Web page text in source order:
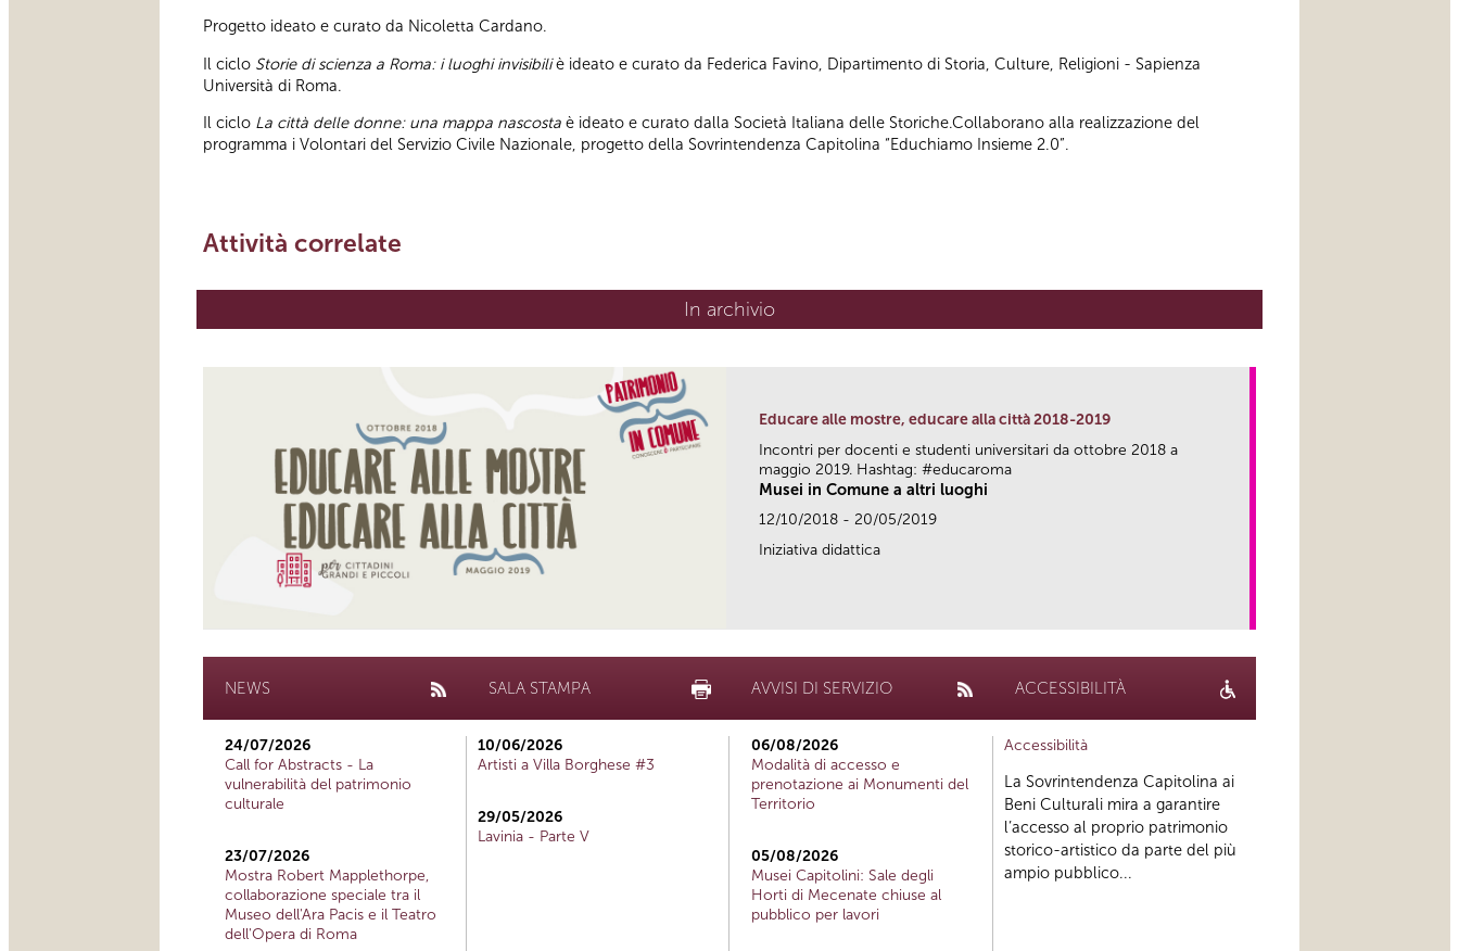
Progetto ideato e curato da Nicoletta Cardano.
Il ciclo Storie di scienza a Roma: i luoghi invisibiliè ideato e curato da Federica Favino, Dipartimento di Storia, Culture, Religioni - Sapienza
Università di Roma.
Il ciclo La città delle donne: una mappa nascosta è ideato e curato dalla Società Italiana delle Storiche.Collaborano alla realizzazione del
programma i Volontari del Servizio Civile Nazionale, progetto della Sovrintendenza Capitolina “Educhiamo Insieme 2.0”.
Attività correlate
In archivio
Educare alle mostre, educare alla città 2018-2019
Incontri per docenti e studenti universitari da ottobre 2018 a
maggio 2019. Hashtag: #educaroma
Musei in Comune a altri luoghi
12/10/2018 - 20/05/2019
Iniziativa didattica
NEWS
24/07/2026
Call for Abstracts - La
vulnerabilità del patrimonio
culturale
23/07/2026
Mostra Robert Mapplethorpe,
collaborazione speciale tra il
Museo dell'Ara Pacis e il Teatro
dell'Opera di Roma
SALA STAMPA
10/06/2026
Artisti a Villa Borghese #3
29/05/2026
Lavinia - Parte V
AVVISI DI SERVIZIO
06/08/2026
Modalità di accesso e
prenotazione ai Monumenti del
Territorio
05/08/2026
Musei Capitolini: Sale degli
Horti di Mecenate chiuse al
pubblico per lavori
ACCESSIBILITÀ
Accessibilità
La Sovrintendenza Capitolina ai
Beni Culturali mira a garantire
l’accesso al proprio patrimonio
storico-artistico da parte del più
ampio pubblico...